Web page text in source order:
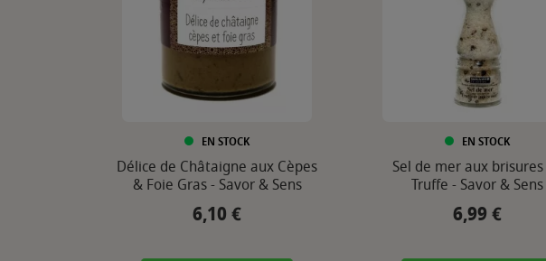
EN STOCK
Délice de Châtaigne aux Cèpes
& Foie Gras - Savor & Sens
Prix
6,10 €
EN STOCK
Sel de mer aux
Truffe - Savor & Sens
Prix
6,99 €